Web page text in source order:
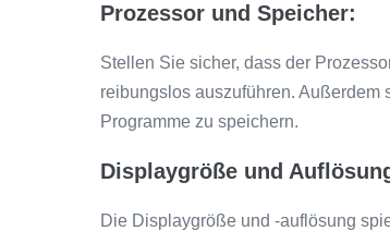
Prozessor und Speicher:
Stellen Sie sicher, dass der
reibungslos auszuführen.
Programme zu speichern.
Displaygröße und
Die Displaygröße und -auflösung